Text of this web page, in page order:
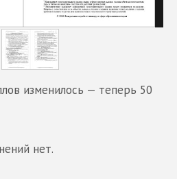
изменилось — теперь 50
нет.